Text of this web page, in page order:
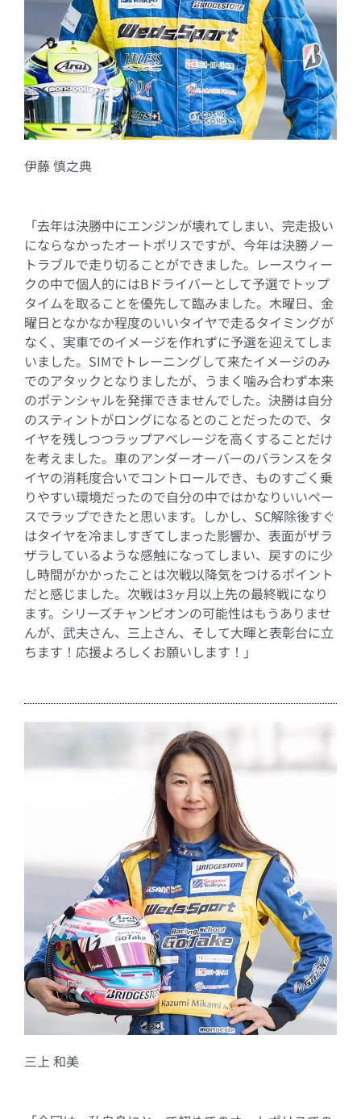
伊藤 慎之典
「去年は決勝中にエンジンが壊れてしまい、完走扱い
にならなかったオートポリスですが、今年は決勝ノー
トラブルで走り切ることができました。レースウィー
クの中で個人的にはBドライバーとして予選でトップ
タイムを取ることを優先して臨みました。木曜日、金
曜日となかなか程度のいいタイヤで走るタイミングが
なく、実車でのイメージを作れずに予選を迎えてしま
いました。SIMでトレーニングして来たイメージのみ
でのアタックとなりましたが、うまく噛み合わず本来
のポテンシャルを発揮できませんでした。決勝は自分
のスティントがロングになるとのことだったので、タ
イヤを残しつつラップアベレージを高くすることだけ
を考えました。車のアンダーオーバーのバランスをタ
イヤの消耗度合いでコントロールでき、ものすごく乗
りやすい環境だったので自分の中ではかなりいいペー
スでラップできたと思います。しかし、SC解除後すぐ
はタイヤを冷ましすぎてしまった影響か、表面がザラ
ザラしているような感触になってしまい、戻すのに少
し時間がかかったことは次戦以降気をつけるポイント
だと感じました。次戦は3ヶ月以上先の最終戦になり
ます。シリーズチャンピオンの可能性はもうありませ
んが、武夫さん、三上さん、そして大暉と表彰台に立
ちます！応援よろしくお願いします！」
三上 和美